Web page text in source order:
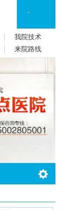
我院技术
来院路线